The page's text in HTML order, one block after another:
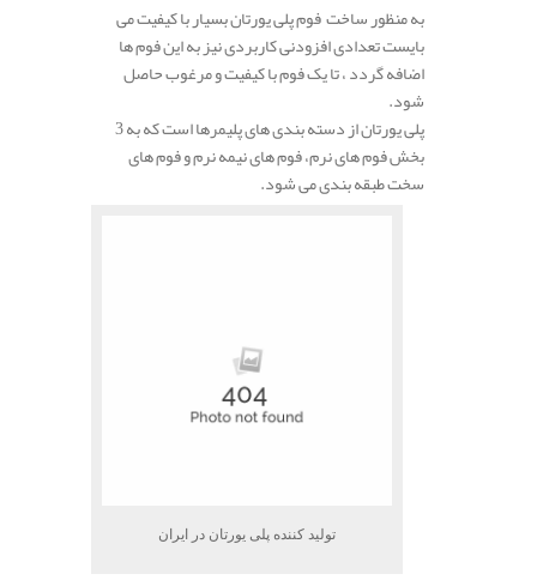
به منظور ساخت فوم پلی یورتان بسیار با کیفیت می
بایست تعدادی افزودنی کاربردی نیز به این فوم ها
اضافه گردد ، تا یک فوم با کیفیت و مرغوب حاصل
شود.
پلی یورتان از دسته بندی های پلیمرها است که به 3
بخش فوم های نرم، فوم های نیمه نرم و فوم های
سخت طبقه بندی می شود.
تولید کننده پلی یورتان در ایران